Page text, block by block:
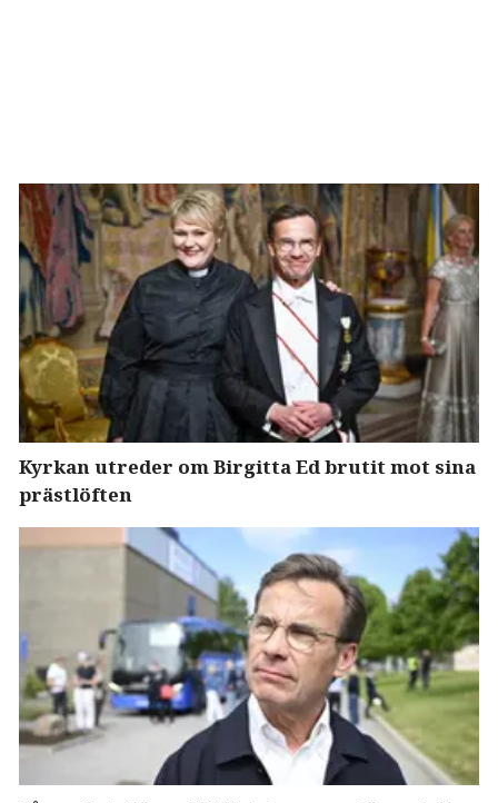
Kyrkan utreder om Birgitta Ed brutit mot sina
prästlöften